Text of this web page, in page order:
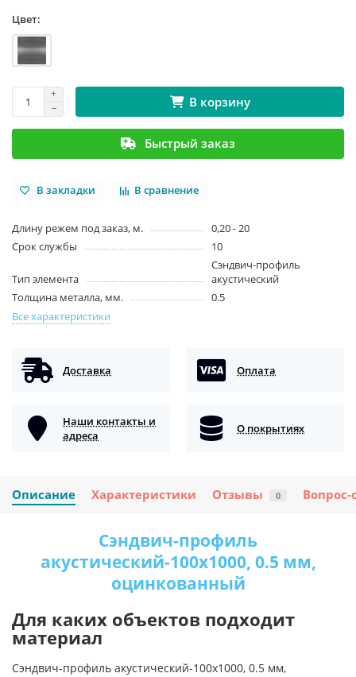
Цвет:
В корзину
Быстрый заказ
В закладки В сравнение
Длину режем под заказ, м.
0,20 - 20
Срок службы
10
Тип элемента
Сэндвич-профиль
акустический
Толщина металла, мм.
0.5
Все характеристики
Доставка Оплата
Наши контакты и
адреса
О покрытиях
Описание Характеристики Отзывы 0 Вопрос-
Сэндвич-профиль
акустический-100х1000, 0.5 мм,
оцинкованный
Для каких объектов подходит
материал
Сэндвич-профиль акустический-100х1000, 0.5 мм,